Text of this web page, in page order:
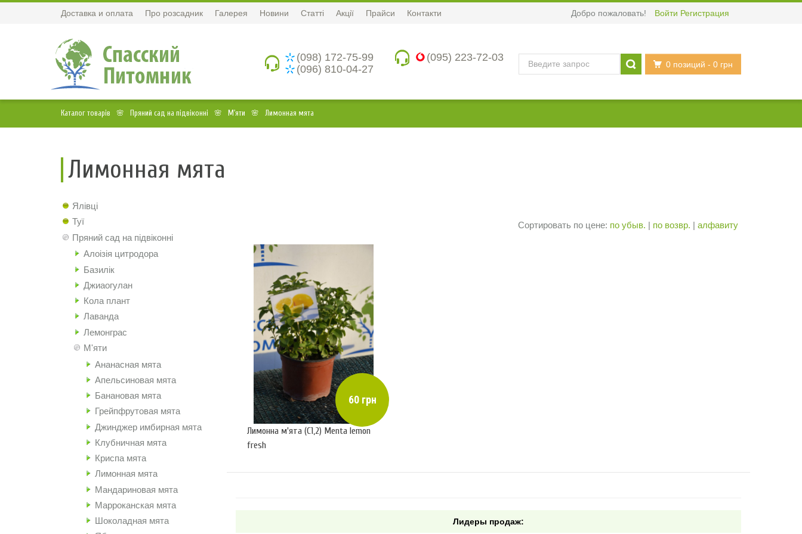
Доставка и оплата Про розсадник Галерея Новини Статті Акції Прайси Контакти Добро пожаловать! Войти Регистрация
0 позиций - 0 грн
(095) 223-72-03
(098) 172-75-99
(096) 810-04-27
Каталог товарів Пряний сад на підвіконні М'яти Лимонная мята
Лимонная мята
Ялівці
Туї
Пряний сад на підвіконні
Алоізія цитродора
Базилік
Джиаогулан
Кола плант
Лаванда
Лемонграс
М'яти
Ананасная мята
Апельсиновая мята
Банановая мята
Грейпфрутовая мята
Джинджер имбирная мята
Клубничная мята
Криспа мята
Лимонная мята
Мандариновая мята
Марроканская мята
Шоколадная мята
Сортировать по цене: по убыв. | по возвр. | алфавиту
60 грн
Лимонна м'ята (С1,2) Menta lemon
fresh
Лидеры продаж: